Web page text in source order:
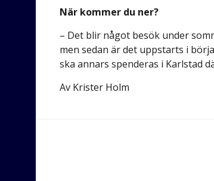
När kommer du ner?
– Det blir något besök under
men sedan är det uppstarts i
ska annars spenderas i Karlstad
Av Krister Holm